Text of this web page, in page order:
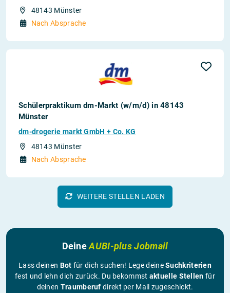
48143 Münster
Nach Absprache
Schülerpraktikum dm-Markt (w/m/d) in 48143
Münster
dm-drogerie markt GmbH + Co. KG
48143 Münster
Nach Absprache
WEITERE STELLEN LADEN
DeineAUBI-plus Jobmail
Lass deinen Bot für dich suchen! Lege deineSuchkriterien
fest und lehn dich zurück. Du bekommst aktuelle Stellen für
deinen Traumberuf direkt per Mail zugeschickt.